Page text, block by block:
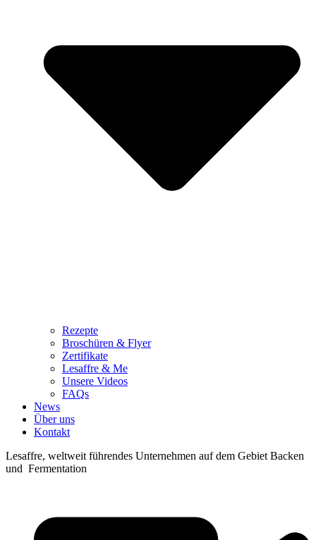
Rezepte
Broschüren & Flyer
Zertifikate
Lesaffre & Me
Unsere Videos
FAQs
News
Über uns
Kontakt
Lesaffre, weltweit führendes Unternehmen auf dem Gebiet Backen
und Fermentation